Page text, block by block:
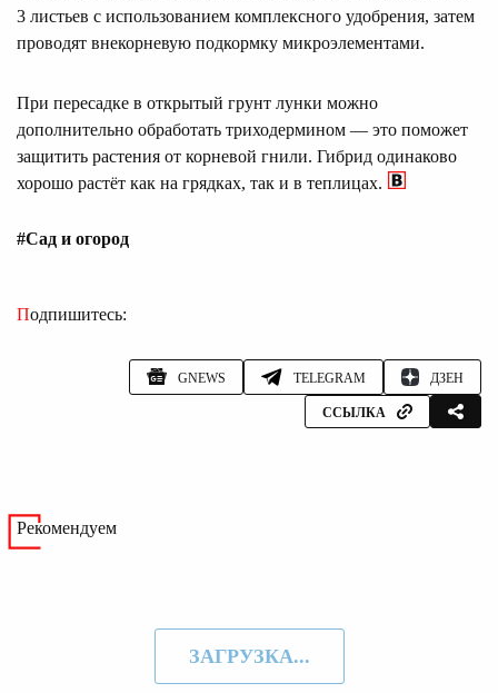
3 листьев с использованием комплексного удобрения, затем
проводят внекорневую подкормку микроэлементами.
При пересадке в открытый грунт лунки можно
дополнительно обработать триходермином — это поможет
защитить растения от корневой гнили. Гибрид одинаково
хорошо растёт как на грядках, так и в теплицах.
#Сад и огород
Подпишитесь:
GNEWS TELEGRAM ДЗЕН
ССЫЛКА
Рекомендуем
ЗАГРУЗКА...